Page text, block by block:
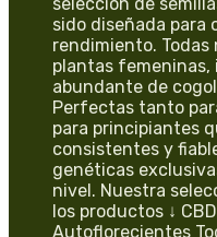
sido diseñada para
rendimiento.
plantas femeninas,
abundante de
Perfectas tanto
para principiantes
consistentes y
genéticas
nivel. Nuestra
los productos ↓
Autoflorecientes